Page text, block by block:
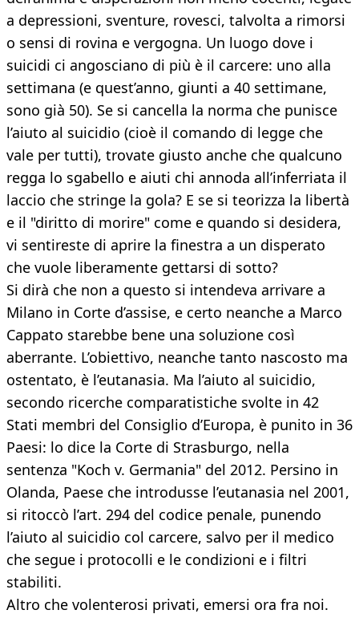
a depressioni, sventure, rovesci, talvolta a rimorsi
o sensi di rovina e vergogna. Un luogo dove i
suicidi ci angosciano di più è il carcere: uno alla
settimana (e quest’anno, giunti a 40 settimane,
sono già 50). Se si cancella la norma che punisce
l’aiuto al suicidio (cioè il comando di legge che
vale per tutti), trovate giusto anche che qualcuno
regga lo sgabello e aiuti chi annoda all’inferriata il
laccio che stringe la gola? E se si teorizza la libertà
e il "diritto di morire" come e quando si desidera,
vi sentireste di aprire la finestra a un disperato
che vuole liberamente gettarsi di sotto?
Si dirà che non a questo si intendeva arrivare a
Milano in Corte d’assise, e certo neanche a Marco
Cappato starebbe bene una soluzione così
aberrante. L’obiettivo, neanche tanto nascosto ma
ostentato, è l’eutanasia. Ma l’aiuto al suicidio,
secondo ricerche comparatistiche svolte in 42
Stati membri del Consiglio d’Europa, è punito in 36
Paesi: lo dice la Corte di Strasburgo, nella
sentenza "Koch v. Germania" del 2012. Persino in
Olanda, Paese che introdusse l’eutanasia nel 2001,
si ritoccò l’art. 294 del codice penale, punendo
l’aiuto al suicidio col carcere, salvo per il medico
che segue i protocolli e le condizioni e i filtri
stabiliti.
Altro che volenterosi privati, emersi ora fra noi.